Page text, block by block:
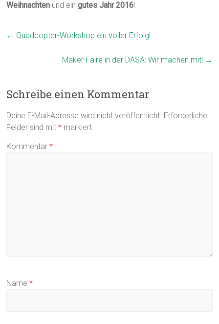
Weihnachten und eingutes Jahr 2016!
← Quadcopter-Workshop ein voller Erfolg!
Maker Faire in der DASA: Wir machen mit! →
Schreibe einen Kommentar
Deine E-Mail-Adresse wird nicht veröffentlicht. Erforderliche
Felder sind mit* markiert
Kommentar*
Name*